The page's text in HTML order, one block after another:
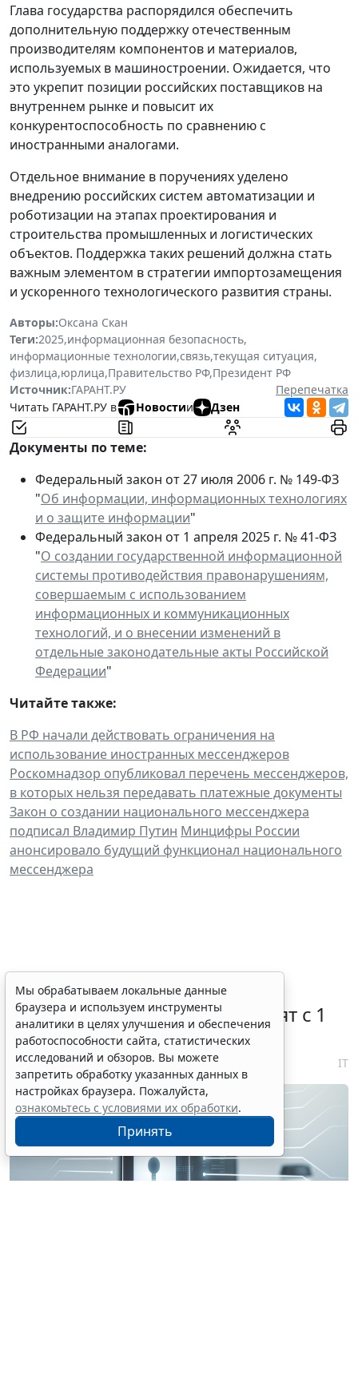
Глава государства распорядился обеспечить
дополнительную поддержку отечественным
производителям компонентов и материалов,
используемых в машиностроении. Ожидается, что
это укрепит позиции российских поставщиков на
внутреннем рынке и повысит их
конкурентоспособность по сравнению с
иностранными аналогами.
Отдельное внимание в поручениях уделено
внедрению российских систем автоматизации и
роботизации на этапах проектирования и
строительства промышленных и логистических
объектов. Поддержка таких решений должна стать
важным элементом в стратегии импортозамещения
и ускоренного технологического развития страны.
Авторы:Оксана Скан
Теги:2025,информационная безопасность,
информационные технологии,связь,текущая ситуация,
физлица,юрлица,Правительство РФ,Президент РФ
Источник:ГАРАНТ.РУ
Перепечатка
Читать ГАРАНТ.РУ в
Новостии Дзен
Документы по теме:
Федеральный закон от 27 июля 2006 г. № 149-ФЗ
"Об информации, информационных технологиях
и о защите информации"
Федеральный закон от 1 апреля 2025 г. № 41-ФЗ
"О создании государственной информационной
системы противодействия правонарушениям,
совершаемым с использованием
информационных и коммуникационных
технологий, и о внесении изменений в
отдельные законодательные акты Российской
Федерации"
Читайте также:
В РФ начали действовать ограничения на
использование иностранных мессенджеров
Роскомнадзор опубликовал перечень мессенджеров,
в которых нельзя передавать платежные документы
Закон о создании национального мессенджера
подписал Владимир Путин Минцифры России
анонсировало будущий функционал национального
мессенджера
Правовую охрану цифровых
технологий в России расширят с 1
января 2027 года
7 августа 2026 18:04 IT
Мы обрабатываем локальные данные
браузера и используем инструменты
аналитики в целях улучшения и обеспечения
работоспособности сайта, статистических
исследований и обзоров. Вы можете
запретить обработку указанных данных в
настройках браузера. Пожалуйста,
ознакомьтесь с условиями их обработки.
Принять